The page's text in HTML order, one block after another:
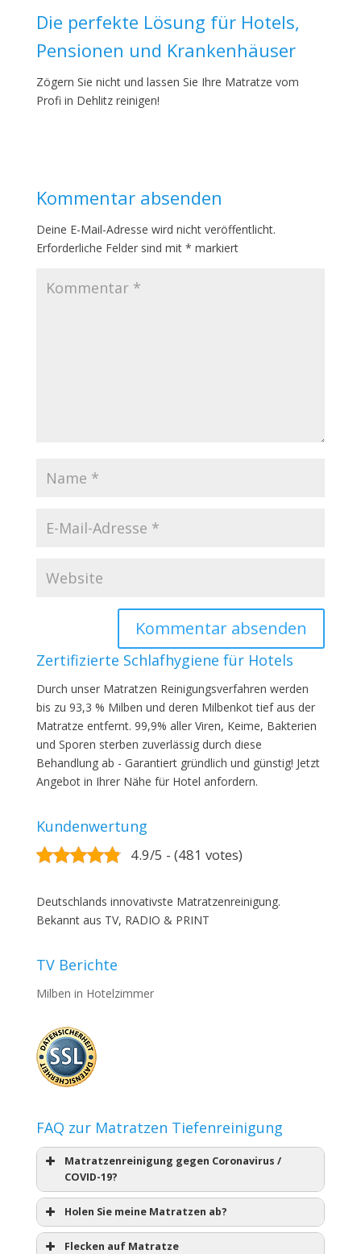
Die perfekte Lösung für Hotels,
Pensionen und Krankenhäuser
Zögern Sie nicht und lassen Sie Ihre Matratze vom
Profi in Dehlitz reinigen!
Kommentar absenden
Deine E-Mail-Adresse wird nicht veröffentlicht.
Erforderliche Felder sind mit * markiert
Zertifizierte Schlafhygiene für Hotels
Durch unser Matratzen Reinigungsverfahren werden
bis zu 93,3 % Milben und deren Milbenkot tief aus der
Matratze entfernt. 99,9% aller Viren, Keime, Bakterien
und Sporen sterben zuverlässig durch diese
Behandlung ab - Garantiert gründlich und günstig! Jetzt
Angebot in Ihrer Nähe für Hotel anfordern.
Kundenwertung
4.9/5 - (481 votes)
Deutschlands innovativste Matratzenreinigung.
Bekannt aus TV, RADIO & PRINT
TV Berichte
Milben in Hotelzimmer
FAQ zur Matratzen Tiefenreinigung
Matratzenreinigung gegen Coronavirus /
COVID-19?
Holen Sie meine Matratzen ab?
Flecken auf Matratze